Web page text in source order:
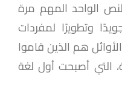
الواحد المهم مرة
وتطويرًا لمفردات
هم الذين قاموا
التي أصبحت أول لغة